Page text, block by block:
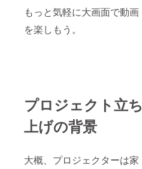
もっと気軽に大画面で動画
を楽しもう。
プロジェクト立ち
上げの背景
大概、プロジェクターは家